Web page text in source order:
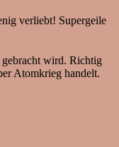
verliebt! Supergeile
wird. Richtig
Atomkrieg handelt.